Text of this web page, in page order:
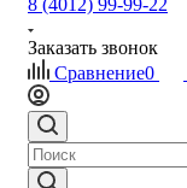
8 (4012) 99-99-22
Заказать звонок
Сравнение0